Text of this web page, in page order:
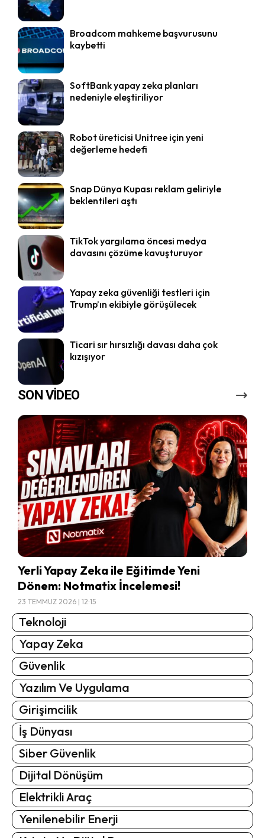
Broadcom mahkeme başvurusunu
kaybetti
SoftBank yapay zeka planları
nedeniyle eleştiriliyor
Robot üreticisi Unitree için yeni
değerleme hedefi
Snap Dünya Kupası reklam geliriyle
beklentileri aştı
TikTok yargılama öncesi medya
davasını çözüme kavuşturuyor
Yapay zeka güvenliği testleri için
Trump’ın ekibiyle görüşülecek
Ticari sır hırsızlığı davası daha çok
kızışıyor
SON VİDEO
Yerli Yapay Zeka ile Eğitimde Yeni
Dönem: Notmatix İncelemesi!
23 TEMMUZ 2026 | 12:15
Teknoloji
Yapay Zeka
Güvenlik
Yazılım Ve Uygulama
Girişimcilik
İş Dünyası
Siber Güvenlik
Dijital Dönüşüm
Elektrikli Araç
Yenilenebilir Enerji